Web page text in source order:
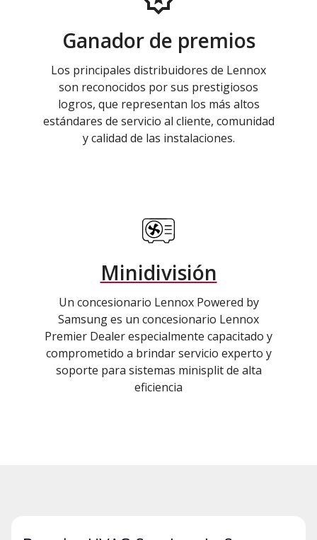
Ganador de premios
Los principales distribuidores de Lennox
son reconocidos por sus prestigiosos
logros, que representan los más altos
estándares de servicio al cliente, comunidad
y calidad de las instalaciones.
Minidivisión
Un concesionario Lennox Powered by
Samsung es un concesionario Lennox
Premier Dealer especialmente capacitado y
comprometido a brindar servicio experto y
soporte para sistemas minisplit de alta
eficiencia